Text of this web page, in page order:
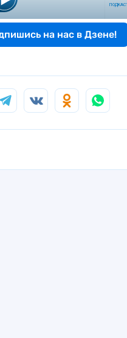
на нас в Дзене!